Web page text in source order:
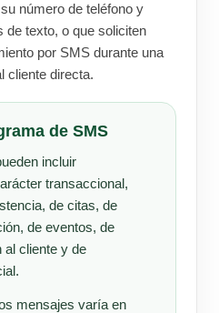
número de teléfono y
de texto, o que soliciten
por SMS durante una
cliente directa.
de SMS
incluir
transaccional,
de citas, de
de eventos, de
al cliente y de
mensajes varía en